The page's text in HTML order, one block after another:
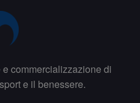
commercializzazione di
e il benessere.